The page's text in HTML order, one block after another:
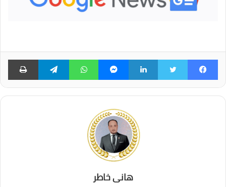
فيسبوك لينكدإن ماسنجر واتساب تيلقرام
هانى خاطر